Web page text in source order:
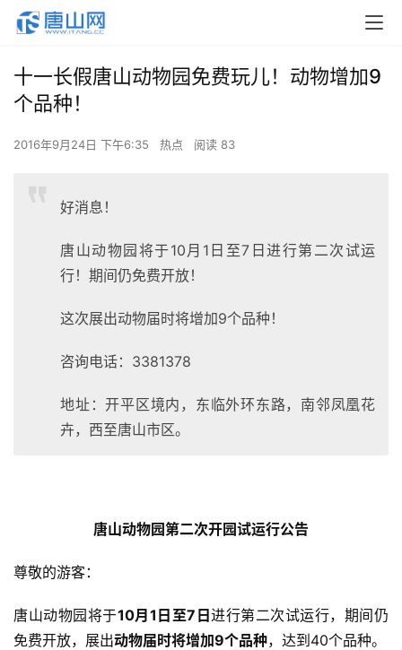
十一长假唐山动物园免费玩儿！动物增加9
个品种！
2016年9月24日 下午6:35 热点 阅读 83
好消息！
唐山动物园将于10月1日至7日进行第二次试运
行！期间仍免费开放！
这次展出动物届时将增加9个品种！
咨询电话：3381378
地址：开平区境内，东临外环东路，南邻凤凰花
卉，西至唐山市区。
唐山动物园第二次开园试运行公告
尊敬的游客：
唐山动物园将于10月1日至7日进行第二次试运行，期间仍
免费开放，展出动物届时将增加9个品种，达到40个品种。